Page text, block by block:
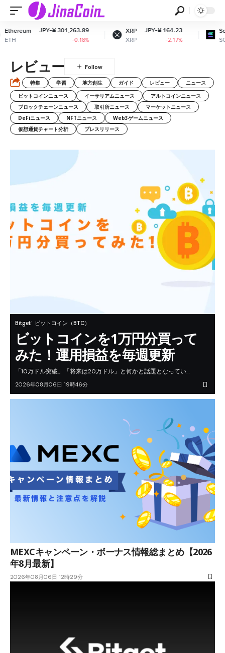
JPY-¥ 301,263.89
-0.18%
XRP
XRP
JPY-¥ 164.23
-2.17%
SOL
レビュー
特集 学習 地方創生 ガイド レビュー
ニュース
ビットコインニュース
イーサリアムニュース
アルトコインニュース
ブロックチェーンニュース
取引所ニュース
マーケットニュース
DeFiニュース
NFTニュース
Web3ゲームニュース
仮想通貨チャート分析
プレスリリース
Bitget ビットコイン（BTC）
ビットコインを1万円分買って
みた！運用損益を毎週更新
「10万ドル突破」「将来は20万ドル」と何かと話題となってい…
2026年08月06日 19時46分
MEXCキャンペーン・ボーナス情報総まとめ【2026
年8月最新】
2026年08月06日 12時29分